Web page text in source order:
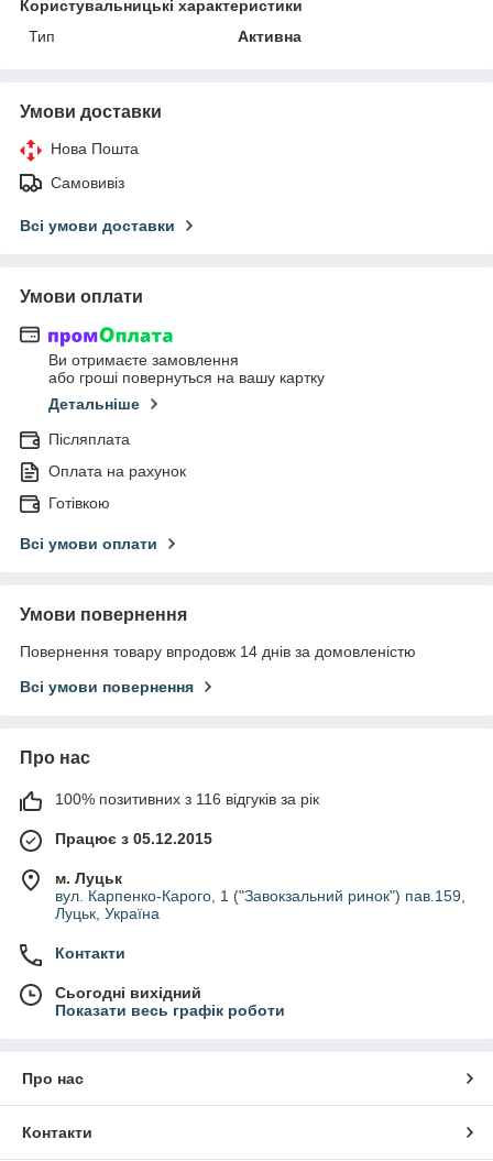
Користувальницькі характеристики
Тип
Активна
Умови доставки
Нова Пошта
Самовивіз
Всі умови доставки
Умови оплати
Ви отримаєте замовлення
або гроші повернуться на вашу картку
Детальніше
Післяплата
Оплата на рахунок
Готівкою
Всі умови оплати
Умови повернення
Повернення товару впродовж 14 днів за домовленістю
Всі умови повернення
Про нас
100% позитивних з 116 відгуків за рік
Працює з 05.12.2015
м. Луцьк
вул. Карпенко-Карого, 1 ("Завокзальний ринок") пав.159,
Луцьк, Україна
Контакти
Сьогодні вихідний
Показати весь графік роботи
Про нас
Контакти